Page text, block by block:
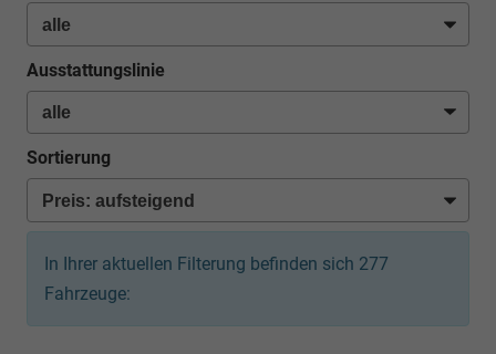
Ausstattungslinie
Sortierung
In Ihrer aktuellen Filterung befinden sich 277
Fahrzeuge: